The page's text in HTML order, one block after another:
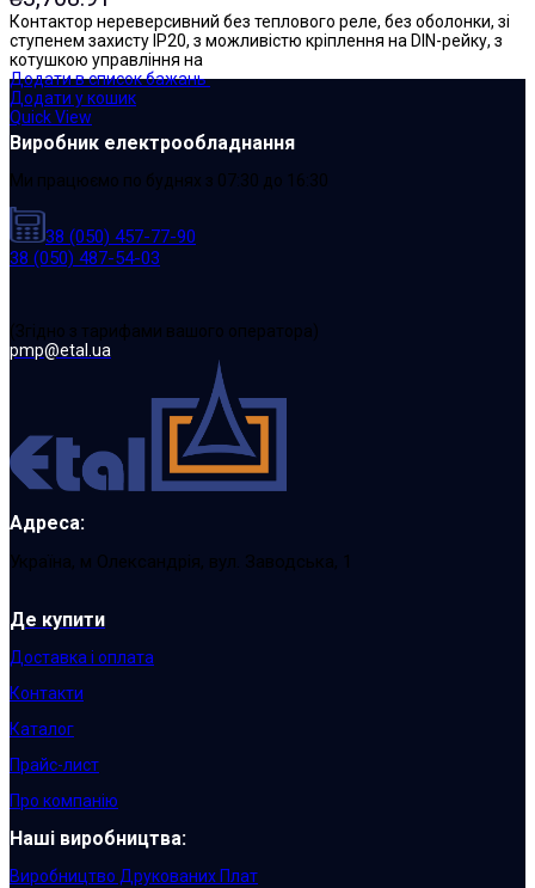
Контактор нереверсивний без теплового реле, без оболонки, зі
ступенем захисту IP20, з можливістю кріплення на DIN-рейку, з
котушкою управління на
Додати в список бажань
Додати у кошик
Quick View
Виробник електрообладнання
Ми працюємо по буднях з 07:30 до 16:30
38 (050) 457-77-90
38 (050) 487-54-03
(Згідно з тарифами вашого оператора)
pmp@etal.ua
Адреса:
Україна, м Олександрія, вул. Заводська, 1
Де купити
Доставка і оплата
Контакти
Каталог
Прайс-лист
Про компанію
Наші виробництва:
Виробництво Друкованих Плат